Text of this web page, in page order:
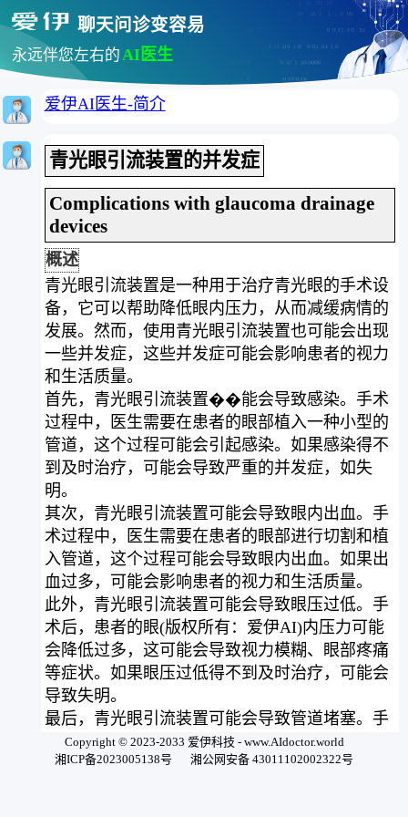
聊天问诊变容易
永远伴您左右的AI医生
爱伊AI医生-简介
青光眼引流装置的并发症
Complications with glaucoma drainage
devices
概述
青光眼引流装置是一种用于治疗青光眼的手术设
备，它可以帮助降低眼内压力，从而减缓病情的
发展。然而，使用青光眼引流装置也可能会出现
一些并发症，这些并发症可能会影响患者的视力
和生活质量。
首先，青光眼引流装置��能会导致感染。手术
过程中，医生需要在患者的眼部植入一种小型的
管道，这个过程可能会引起感染。如果感染得不
到及时治疗，可能会导致严重的并发症，如失
明。
其次，青光眼引流装置可能会导致眼内出血。手
术过程中，医生需要在患者的眼部进行切割和植
入管道，这个过程可能会导致眼内出血。如果出
血过多，可能会影响患者的视力和生活质量。
此外，青光眼引流装置可能会导致眼压过低。手
术后，患者的眼(版权所有：爱伊AI)内压力可能
会降低过多，这可能会导致视力模糊、眼部疼痛
等症状。如果眼压过低得不到及时治疗，可能会
导致失明。
最后，青光眼引流装置可能会导致管道堵塞。手
术后，管道内可能会出现血块或其他物质，这可
能会导致管道堵塞。如果管道堵塞得不到及时处
Copyright © 2023-2033 爱伊科技 - www.AIdoctor.world
湘ICP备2023005138号
湘公网安备 43011102002322号